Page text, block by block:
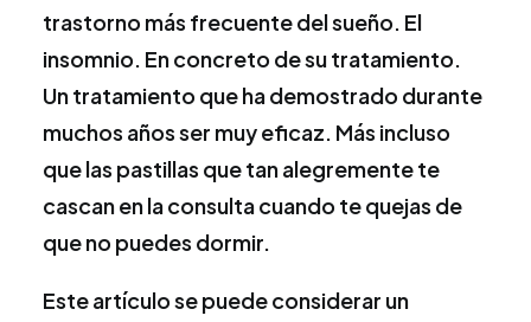
trastorno más frecuente del sueño. El
insomnio. En concreto de su tratamiento.
Un tratamiento que ha demostrado durante
muchos años ser muy eficaz. Más incluso
que las pastillas que tan alegremente te
cascan en la consulta cuando te quejas de
que no puedes dormir.
Este artículo se puede considerar un